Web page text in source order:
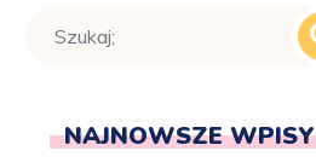
NAJNOWSZE WPISY